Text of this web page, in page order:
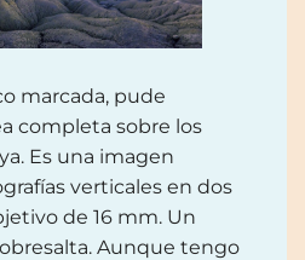
marcada, pude
completa sobre los
Es una imagen
verticales en dos
de 16 mm. Un
Aunque tengo